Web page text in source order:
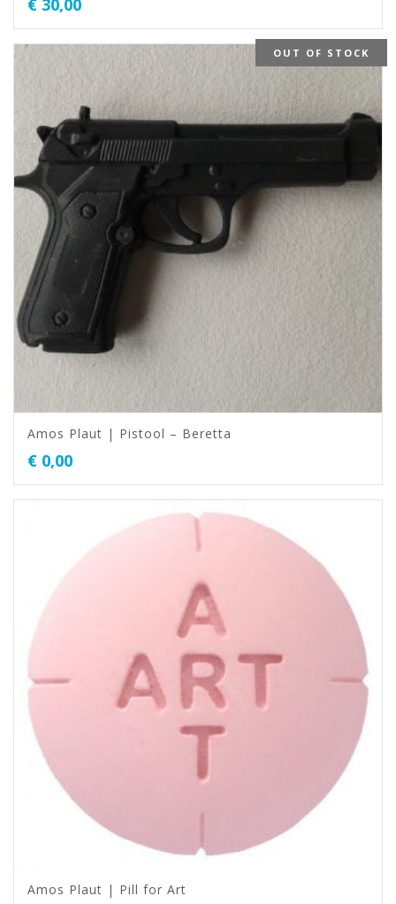
€ 30,00
OUT OF STOCK
Amos Plaut | Pistool – Beretta
€ 0,00
Amos Plaut | Pill for Art